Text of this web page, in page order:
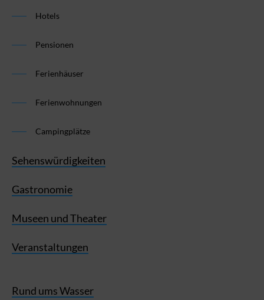
Hotels
Pensionen
Ferienhäuser
Ferienwohnungen
Campingplätze
Sehenswürdigkeiten
Gastronomie
Museen und Theater
Veranstaltungen
Rund ums Wasser